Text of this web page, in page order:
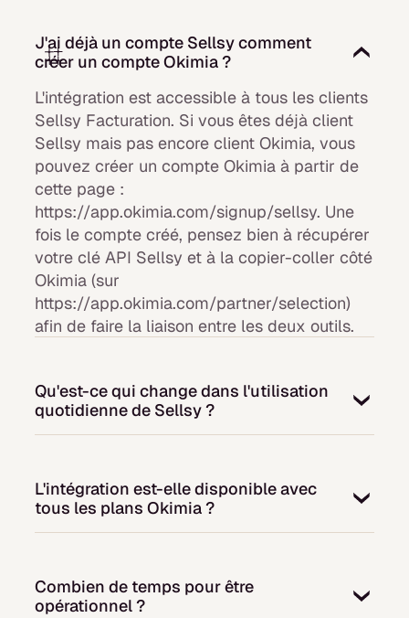
J'ai déjà un compte Sellsy comment
créer un compte Okimia ?
L'intégration est accessible à tous les clients
Sellsy Facturation. Si vous êtes déjà client
Sellsy mais pas encore client Okimia, vous
pouvez créer un compte Okimia à partir de
cette page :
https://app.okimia.com/signup/sellsy. Une
fois le compte créé, pensez bien à récupérer
votre clé API Sellsy et à la copier-coller côté
Okimia (sur
https://app.okimia.com/partner/selection)
afin de faire la liaison entre les deux outils.
Qu'est-ce qui change dans l'utilisation
quotidienne de Sellsy ?
est une couche de pilotage qui s'ajoute,
utilisée au quotidien uniquement par ceux
qui pilotent la trésorerie : DAF, RAF, DG,
L'intégration est-elle disponible avec
tous les plans Okimia ?
ils ont souscrit.
Combien de temps pour être
opérationnel ?